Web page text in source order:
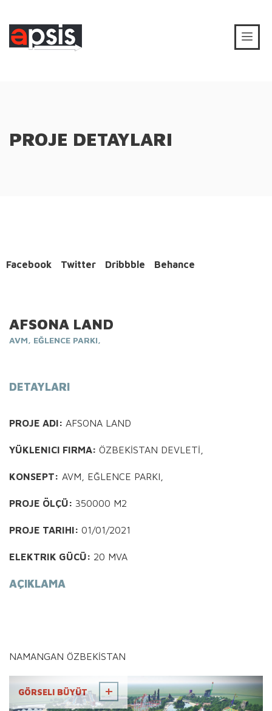
PROJE DETAYLARI
Facebook Twitter Dribbble Behance
AFSONA LAND
AVM, EĞLENCE PARKI,
DETAYLARI
PROJE ADI: AFSONA LAND
YÜKLENICI FIRMA: ÖZBEKİSTAN DEVLETİ,
KONSEPT: AVM, EĞLENCE PARKI,
PROJE ÖLÇÜ: 350000 M2
PROJE TARIHI: 01/01/2021
ELEKTRIK GÜCÜ: 20 MVA
AÇIKLAMA
NAMANGAN ÖZBEKİSTAN
GÖRSELI BÜYÜT